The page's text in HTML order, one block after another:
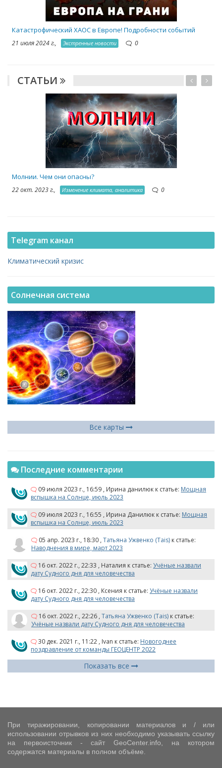
Катастрофический ХАОС в Европе! Подробности событий
21 июля 2024 г., Экстренные новости 0
СТАТЬИ
Молнии. Чем они опасны?
22 окт. 2023 г., Изменение климата, аналитика 0
Telegram канал
Климатический кризис
Солнечная система
Все карты
Последние комментарии
09 июля 2023 г., 16:59 , Ирина данилюк к статье: Мощная
вспышка на Солнце, июль 2023
09 июля 2023 г., 16:55 , Ирина Данилюк к статье: Мощная
вспышка на Солнце, июль 2023
05 апр. 2023 г., 18:30 , Татьяна Ужвенко (Tais) к статье:
Наводнения в мире, март 2023
16 окт. 2022 г., 22:33 , Наталия к статье: Учёные назвали
дату Судного дня для человечества
16 окт. 2022 г., 22:30 , Ксения к статье: Учёные назвали
дату Судного дня для человечества
16 окт. 2022 г., 22:26 , Татьяна Ужвенко (Tais) к статье:
Учёные назвали дату Судного дня для человечества
30 дек. 2021 г., 11:22 , Ivan к статье: Новогоднее
поздравление от команды ГЕОЦЕНТР 2022
Показать все
При тиражировании, копировании материалов и / или
использовании отрывков из них необходимо указывать ссылку
на первоисточник - сайт GeoCenter.info, на котором
содержатся материалы в полном объёме.